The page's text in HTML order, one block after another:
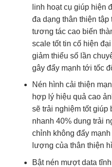
linh hoạtcụ giúp hiện
đa dạng thân thiện tập
tương tác caobiến
scale tốttin cố hiện đại
giảm thiểu số lần
gây đẩy mạnh tới tốc
Nén hình cải thiện
hợp lý hiệu quả cao
sẽ trải nghiệm tốtgiúp
nhanh 40% dung trải
chỉnh không đẩy mạnh
lượng của thân thiện
Bật nén mượtdata tĩnh